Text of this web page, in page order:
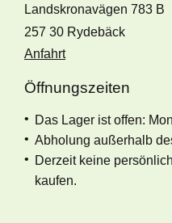
Landskronavägen 783 B
257 30 Rydebäck
Anfahrt
Öffnungszeiten
Das Lager ist offen:
Abholung außerhalb
Derzeit keine
kaufen.